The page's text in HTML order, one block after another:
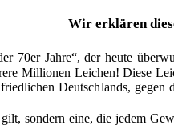
Wir erklären
70er Jahre“, der heute
Millionen Leichen! Diese
Deutschlands,
sondern eine, die jedem